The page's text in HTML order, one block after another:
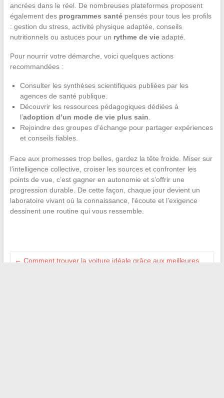
ancrées dans le réel. De nombreuses plateformes proposent
également des programmes santépensés pour tous les profils
: gestion du stress, activité physique adaptée, conseils
nutritionnels ou astuces pour un rythme de vieadapté.
Pour nourrir votre démarche, voici quelques actions
recommandées :
Consulter les synthèses scientifiques publiées par les
agences de santé publique.
Découvrir les ressources pédagogiques dédiées à
l’adoption d’un mode de vie plus sain
Rejoindre des groupes d’échange pour partager expériences
et conseils fiables.
Face aux promesses trop belles, gardez la tête froide. Miser sur
l’intelligence collective, croiser les sources et confronter les
points de vue, c’est gagner en autonomie et s’offrir une
progression durable. De cette façon, chaque jour devient un
laboratoire vivant où la connaissance, l’écoute et l’exigence
dessinent une routine qui vous ressemble.
← Comment trouver la voiture idéale grâce aux meilleures